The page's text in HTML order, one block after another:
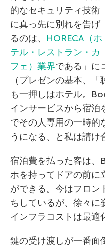
的なセキュリティ技術
に真っ先に別れを告げ
るのは、 HORECA（ホ
テル・レストラン・カ
フェ）業界である」に
（プレゼンの基本、
も一押しはホテル。
インサービスから宿泊
でその人専用の一時的
うになる、と私は請け
宿泊費を払った客は
ホを持ってドアの前に
ができる。今はフロン
ちしているが、徐々に
インフラコストは最適
鍵の受け渡しが一番面